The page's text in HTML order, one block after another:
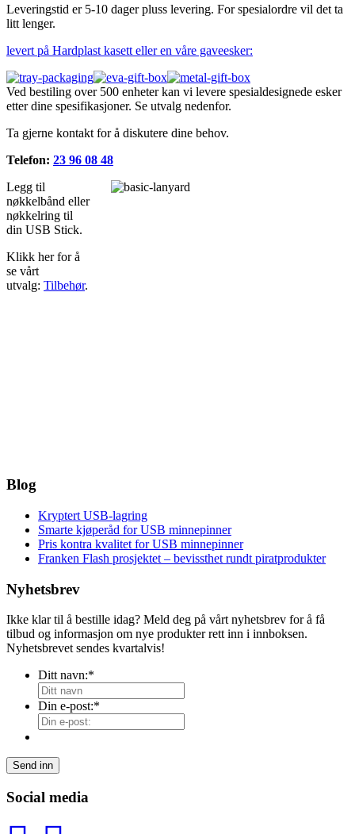
Leveringstid er 5-10 dager pluss levering. For spesialordre vil det ta
litt lenger.
levert på Hardplast kasett eller en våre gaveesker:
Ved bestiling over 500 enheter kan vi levere spesialdesignede esker
etter dine spesifikasjoner. Se utvalg nedenfor.
Ta gjerne kontakt for å diskutere dine behov.
Telefon: 23 96 08 48
Legg til
nøkkelbånd eller
nøkkelring til
din USB Stick.
Klikk her for å
se vårt
utvalg: Tilbehør.
Blog
Kryptert USB-lagring
Smarte kjøperåd for USB minnepinner
Pris kontra kvalitet for USB minnepinner
Franken Flash prosjektet – bevissthet rundt piratprodukter
Nyhetsbrev
Ikke klar til å bestille idag? Meld deg på vårt nyhetsbrev for å få
tilbud og informasjon om nye produkter rett inn i innboksen.
Nyhetsbrevet sendes kvartalvis!
Ditt navn:*
Din e-post:*
Send inn
Social media